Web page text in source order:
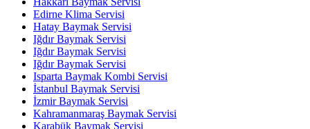
Edirne Klima Servisi
Hatay Baymak Servisi
Iğdır Baymak Servisi
Iğdır Baymak Servisi
Iğdır Baymak Servisi
Isparta Baymak Kombi Servisi
İstanbul Baymak Servisi
İzmir Baymak Servisi
Kahramanmaraş Baymak Servisi
Karabük Baymak Servisi